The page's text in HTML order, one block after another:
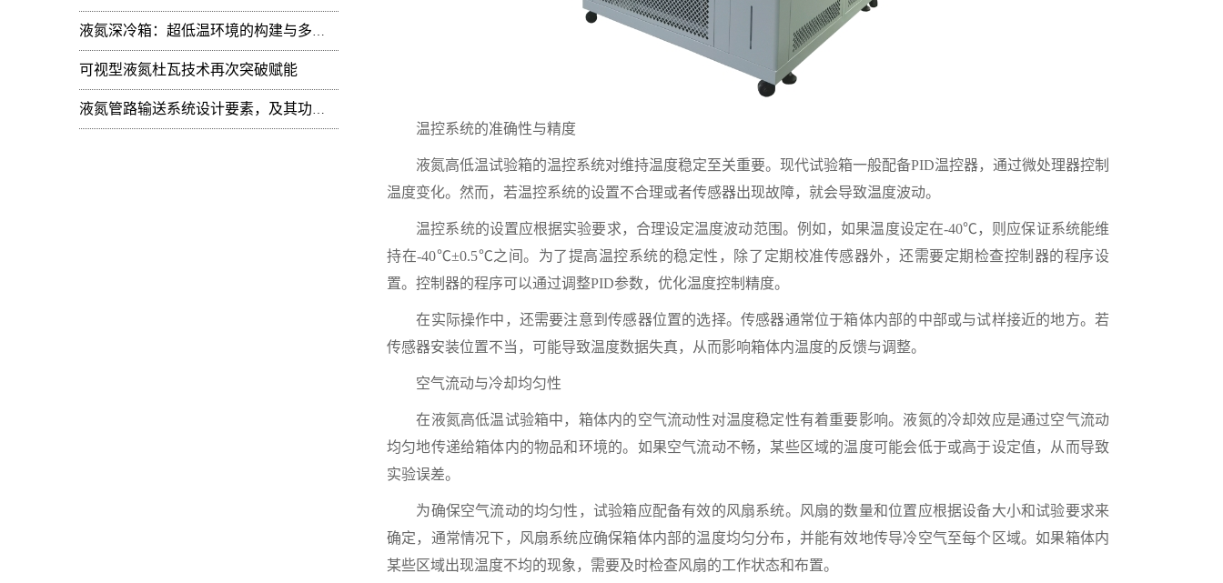
液氮深冷箱：超低温环境的构建与多领域技术赋能
可视型液氮杜瓦技术再次突破赋能
液氮管路输送系统设计要素，及其功能开发
温控系统的准确性与精度
液氮高低温试验箱的温控系统对维持温度稳定至关重要。现代试验箱一般配备PID温控器，通过微处理器控制
温度变化。然而，若温控系统的设置不合理或者传感器出现故障，就会导致温度波动。
温控系统的设置应根据实验要求，合理设定温度波动范围。例如，如果温度设定在-40℃，则应保证系统能维
持在-40℃±0.5℃之间。为了提高温控系统的稳定性，除了定期校准传感器外，还需要定期检查控制器的程序设
置。控制器的程序可以通过调整PID参数，优化温度控制精度。
在实际操作中，还需要注意到传感器位置的选择。传感器通常位于箱体内部的中部或与试样接近的地方。若
传感器安装位置不当，可能导致温度数据失真，从而影响箱体内温度的反馈与调整。
空气流动与冷却均匀性
在液氮高低温试验箱中，箱体内的空气流动性对温度稳定性有着重要影响。液氮的冷却效应是通过空气流动
均匀地传递给箱体内的物品和环境的。如果空气流动不畅，某些区域的温度可能会低于或高于设定值，从而导致
实验误差。
为确保空气流动的均匀性，试验箱应配备有效的风扇系统。风扇的数量和位置应根据设备大小和试验要求来
确定，通常情况下，风扇系统应确保箱体内部的温度均匀分布，并能有效地传导冷空气至每个区域。如果箱体内
某些区域出现温度不均的现象，需要及时检查风扇的工作状态和布置。